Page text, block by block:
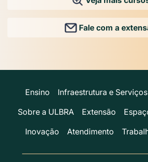
Fale com a
Ensino Infraestrutura e Serviços
Sobre a ULBRA
Extensão
Inovação
Atendimento